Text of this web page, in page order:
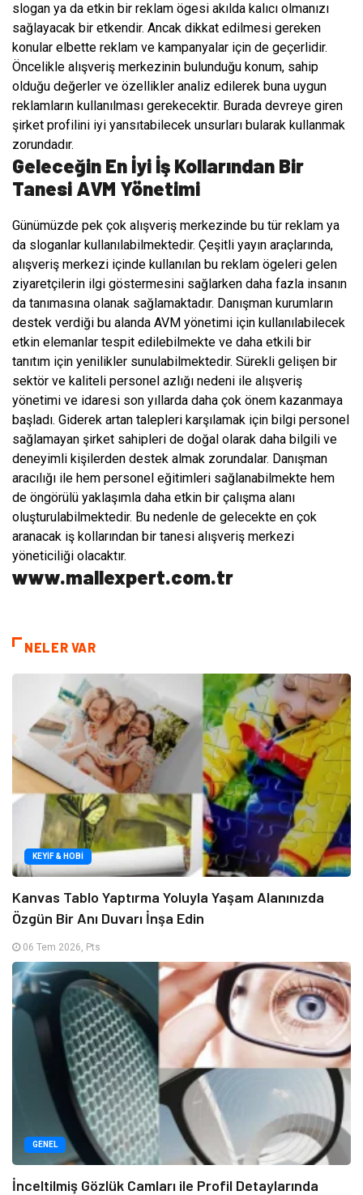
slogan ya da etkin bir reklam ögesi akılda kalıcı olmanızı
sağlayacak bir etkendir. Ancak dikkat edilmesi gereken
konular elbette reklam ve kampanyalar için de geçerlidir.
Öncelikle alışveriş merkezinin bulunduğu konum, sahip
olduğu değerler ve özellikler analiz edilerek buna uygun
reklamların kullanılması gerekecektir. Burada devreye giren
şirket profilini iyi yansıtabilecek unsurları bularak kullanmak
zorundadır.
Geleceğin En İyi İş Kollarından Bir
Tanesi AVM Yönetimi
Günümüzde pek çok alışveriş merkezinde bu tür reklam ya
da sloganlar kullanılabilmektedir. Çeşitli yayın araçlarında,
alışveriş merkezi içinde kullanılan bu reklam ögeleri gelen
ziyaretçilerin ilgi göstermesini sağlarken daha fazla insanın
da tanımasına olanak sağlamaktadır. Danışman kurumların
destek verdiği bu alanda AVM yönetimi için kullanılabilecek
etkin elemanlar tespit edilebilmekte ve daha etkili bir
tanıtım için yenilikler sunulabilmektedir. Sürekli gelişen bir
sektör ve kaliteli personel azlığı nedeni ile alışveriş
yönetimi ve idaresi son yıllarda daha çok önem kazanmaya
başladı. Giderek artan talepleri karşılamak için bilgi personel
sağlamayan şirket sahipleri de doğal olarak daha bilgili ve
deneyimli kişilerden destek almak zorundalar. Danışman
aracılığı ile hem personel eğitimleri sağlanabilmekte hem
de öngörülü yaklaşımla daha etkin bir çalışma alanı
oluşturulabilmektedir. Bu nedenle de gelecekte en çok
aranacak iş kollarından bir tanesi alışveriş merkezi
yöneticiliği olacaktır.
www.mallexpert.com.tr
NELER VAR
KEYIF & HOBI
Kanvas Tablo Yaptırma Yoluyla Yaşam Alanınızda
Özgün Bir Anı Duvarı İnşa Edin
06 Tem 2026, Pts
GENEL
İnceltilmiş Gözlük Camları ile Profil Detaylarında